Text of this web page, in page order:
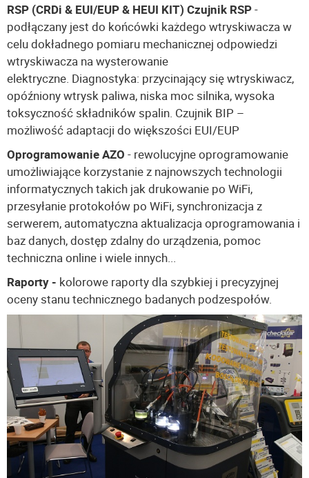
RSP (CRDi & EUI/EUP & HEUI KIT) Czujnik RSP-
podłączany jest do końcówki każdego wtryskiwacza w
celu dokładnego pomiaru mechanicznej odpowiedzi
wtryskiwacza na wysterowanie
elektryczne. Diagnostyka: przycinający się wtryskiwacz,
opóźniony wtrysk paliwa, niska moc silnika, wysoka
toksyczność składników spalin. Czujnik BIP –
możliwość adaptacji do większości EUI/EUP
Oprogramowanie AZO - rewolucyjne oprogramowanie
umożliwiające korzystanie z najnowszych technologii
informatycznych takich jak drukowanie po WiFi,
przesyłanie protokołów po WiFi, synchronizacja z
serwerem, automatyczna aktualizacja oprogramowania i
baz danych, dostęp zdalny do urządzenia, pomoc
techniczna online i wiele innych...
Raporty - kolorowe raporty dla szybkiej i precyzyjnej
oceny stanu technicznego badanych podzespołów.